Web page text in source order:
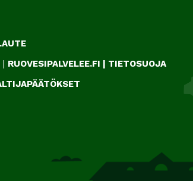
| RUOVESIPALVELEE.FI | TIETOSUOJA